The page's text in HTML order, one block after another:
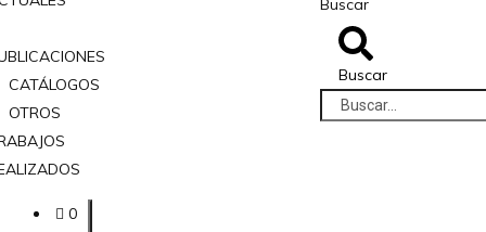
CATÁLOGOS
OTROS
0
Buscar
Buscar